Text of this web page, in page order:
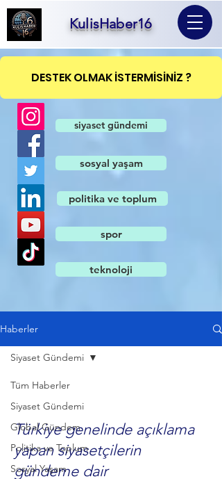
KulisHaber16
DESTEK OLMAK İSTERMİSİNİZ ?
siyaset gündemi
sosyal yaşam
politika ve toplum
spor
teknoloji
Haberler
Tüm Haberler
Siyaset Gündemi
Global Gündem
Politika ve Toplum
Sosyal Yaşam
Siyaset Gündemi
Türkiye genelinde açıklama
yapan siyasetçilerin
gündeme dair